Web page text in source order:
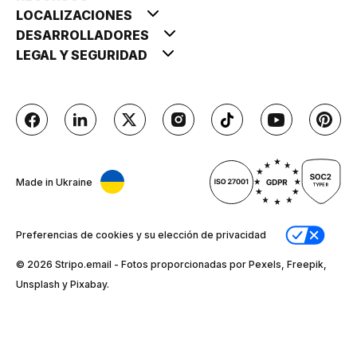
LOCALIZACIONES
DESARROLLADORES
LEGAL Y SEGURIDAD
Made in Ukraine
Preferencias de cookies y su elección de privacidad
© 2026 Stripо.email - Fotos proporcionadas por Pexels, Freepik,
Unsplash y Pixabay.